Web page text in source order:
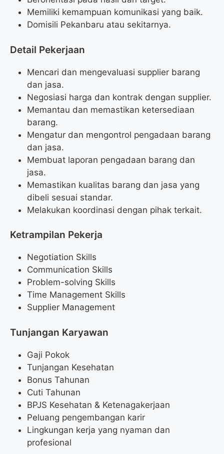
Memiliki kemampuan komunikasi yang baik.
Domisili Pekanbaru atau sekitarnya.
Detail Pekerjaan
Mencari dan mengevaluasi supplier barang
dan jasa.
Negosiasi harga dan kontrak dengan supplier.
Memantau dan memastikan ketersediaan
barang.
Mengatur dan mengontrol pengadaan barang
dan jasa.
Membuat laporan pengadaan barang dan
jasa.
Memastikan kualitas barang dan jasa yang
dibeli sesuai standar.
Melakukan koordinasi dengan pihak terkait.
Ketrampilan Pekerja
Negotiation Skills
Communication Skills
Problem-solving Skills
Time Management Skills
Supplier Management
Tunjangan Karyawan
Gaji Pokok
Tunjangan Kesehatan
Bonus Tahunan
Cuti Tahunan
BPJS Kesehatan & Ketenagakerjaan
Peluang pengembangan karir
Lingkungan kerja yang nyaman dan
profesional